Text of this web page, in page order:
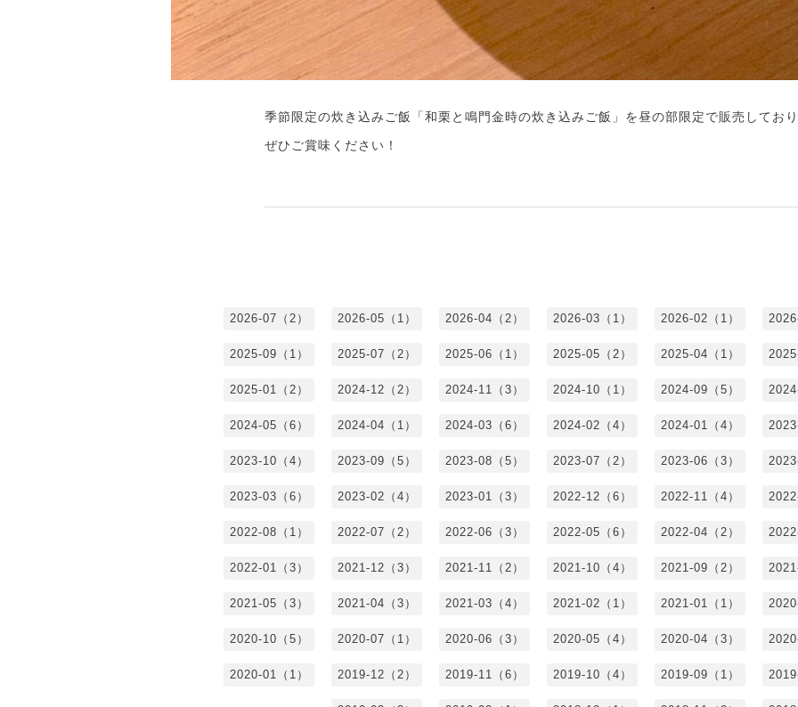
季節限定の炊き込みご飯「和栗と鳴門金時の炊き込みご飯」を昼の部限定で販売してお
ぜひご賞味ください！
2026-07（2） 2026-05（1） 2026-04（2） 2026-03（1） 2026-02（1）
2025-09（1） 2025-07（2） 2025-06（1） 2025-05（2） 2025-04（1）
2025-01（2） 2024-12（2） 2024-11（3） 2024-10（1） 2024-09（5）
2024-05（6） 2024-04（1） 2024-03（6） 2024-02（4） 2024-01（4）
2023-10（4） 2023-09（5） 2023-08（5） 2023-07（2） 2023-06（3）
2023-03（6） 2023-02（4） 2023-01（3） 2022-12（6） 2022-11（4）
2022-08（1） 2022-07（2） 2022-06（3） 2022-05（6） 2022-04（2）
2022-01（3） 2021-12（3） 2021-11（2） 2021-10（4） 2021-09（2）
2021-05（3） 2021-04（3） 2021-03（4） 2021-02（1） 2021-01（1）
2020-10（5） 2020-07（1） 2020-06（3） 2020-05（4） 2020-04（3）
2020-01（1） 2019-12（2） 2019-11（6） 2019-10（4） 2019-09（1）